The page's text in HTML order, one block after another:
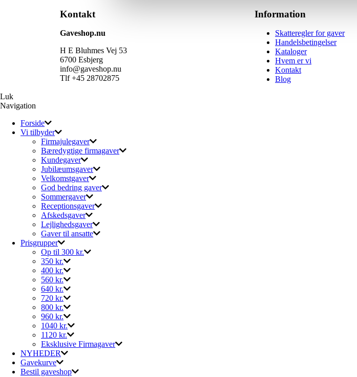
Kontakt
Gaveshop.nu
H E Bluhmes Vej 53
6700 Esbjerg
info@gaveshop.nu
Tlf +45 28702875
Information
Skatteregler for gaver
Handelsbetingelser
Kataloger
Hvem er vi
Kontakt
Blog
Luk
Navigation
Forside
Vi tilbyder
Firmajulegaver
Bæredygtige firmagaver
Kundegaver
Jubilæumsgaver
Velkomstgaver
God bedring gaver
Sommergaver
Receptionsgaver
Afskedsgaver
Lejlighedsgaver
Gaver til ansatte
Prisgrupper
Op til 300 kr.
350 kr.
400 kr.
560 kr.
640 kr.
720 kr.
800 kr.
960 kr.
1040 kr.
1120 kr.
Eksklusive Firmagaver
NYHEDER
Gavekurve
Bestil gaveshop